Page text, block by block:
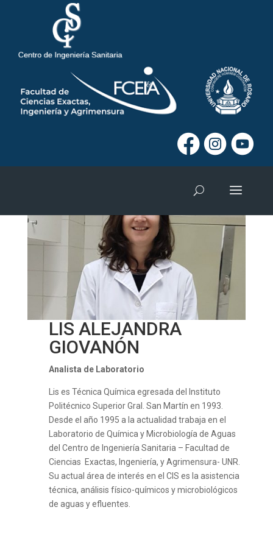
LIS ALEJANDRA
GIOVANÓN
Analista de Laboratorio
Lis es Técnica Química egresada del Instituto
Politécnico Superior Gral. San Martín en 1993.
Desde el año 1995 a la actualidad trabaja en el
Laboratorio de Química y Microbiología de Aguas
del Centro de Ingeniería Sanitaria – Facultad de
Ciencias Exactas, Ingeniería, y Agrimensura- UNR.
Su actual área de interés en el CIS es la asistencia
técnica, análisis físico-químicos y microbiológicos
de aguas y efluentes.